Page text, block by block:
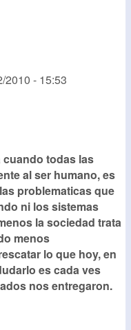
2010 - 15:53
todas las
al ser humano, es
problematicas que
ni los sistemas
la sociedad trata
menos
lo que hoy, en
es cada ves
nos entregaron.